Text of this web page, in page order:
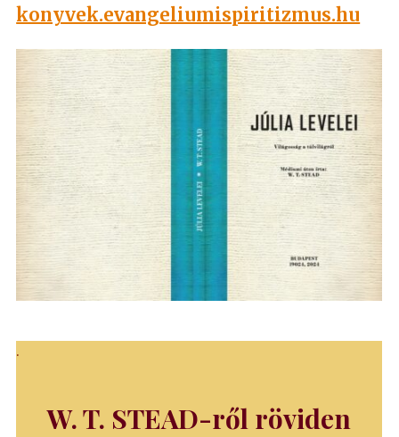
konyvek.evangeliumispiritizmus.hu
.
W. T. STEAD-ről röviden